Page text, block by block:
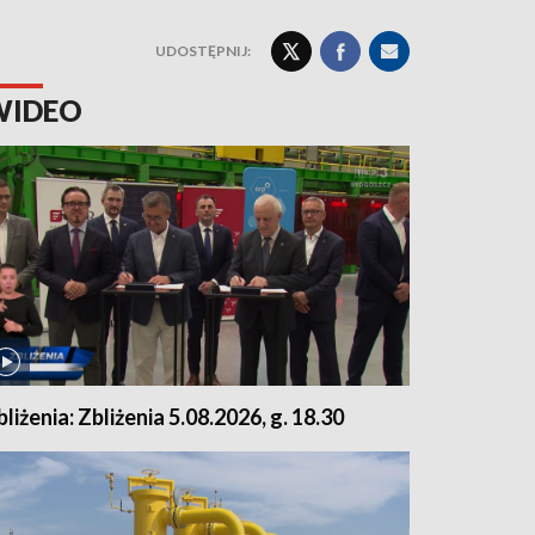
UDOSTĘPNIJ:
Zbliżenia 5.08.2026, g. 18.30